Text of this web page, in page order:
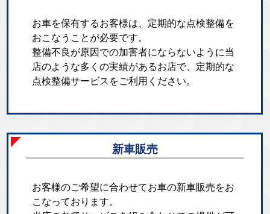
お車を保有するお客様は、定期的な点検整備を
おこなうことが必要です。
整備不良が原因での加害者にならないように当
店のような多くの実績があるお店で、定期的な
点検整備サービスをご利用ください。
新車販売
お客様のご希望に合わせてお車の新車販売をお
こなっております。